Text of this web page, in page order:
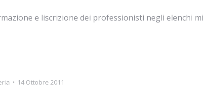
e liscrizione dei professionisti negli elenchi
14 Ottobre 2011